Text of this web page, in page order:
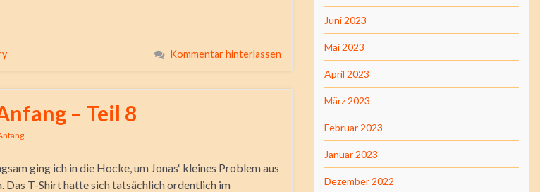
Kommentar hinterlassen
– Teil 8
ging ich in die Hocke, um Jonas‘ kleines Problem aus
Das T-Shirt hatte sich tatsächlich ordentlich im
Juni 2023
Mai 2023
April 2023
März 2023
Februar 2023
Januar 2023
Dezember 2022